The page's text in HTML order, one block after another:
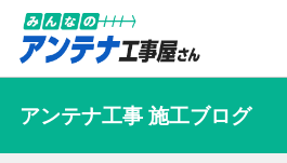
アンテナ工事 施工ブログ